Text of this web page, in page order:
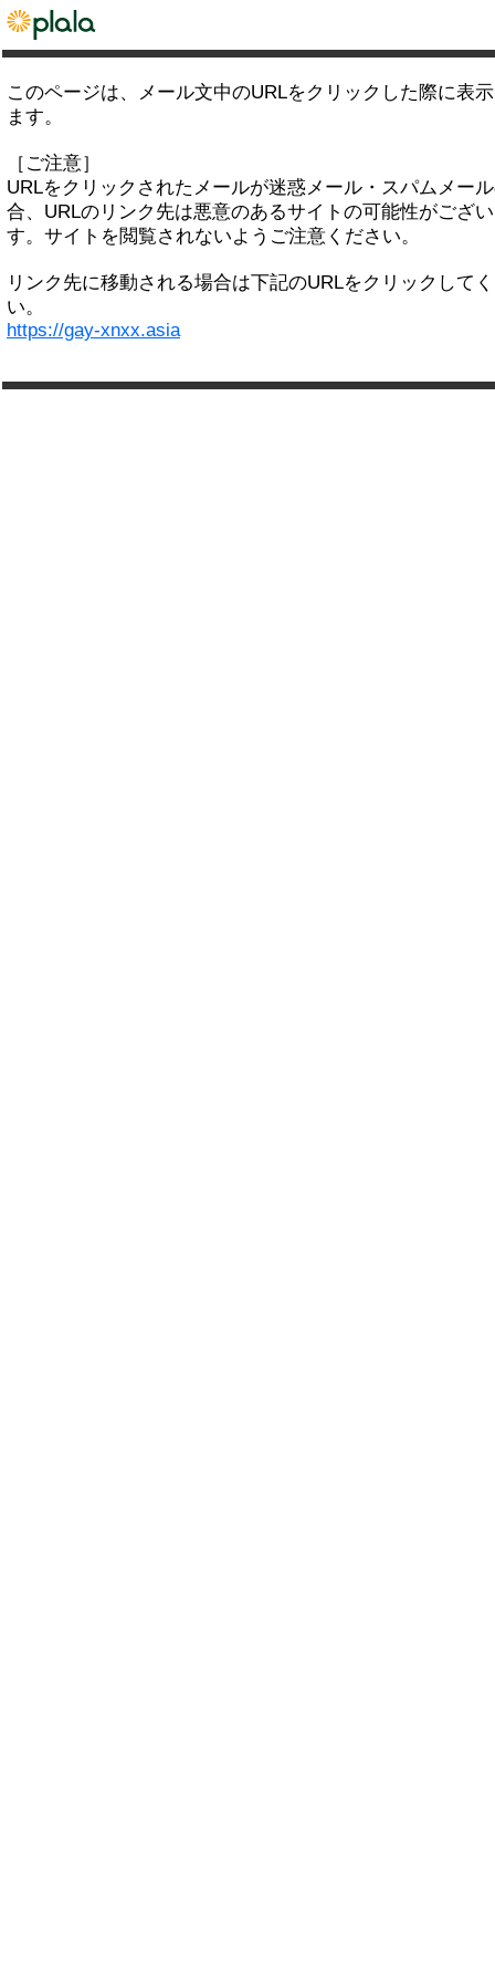
このページは、メール文中のURLをクリックした際に表
ます。
［ご注意］
URLをクリックされたメールが迷惑メール・スパムメー
合、URLのリンク先は悪意のあるサイトの可能性がござ
す。サイトを閲覧されないようご注意ください。
リンク先に移動される場合は下記のURLをクリックして
い。
https://gay-xnxx.asia